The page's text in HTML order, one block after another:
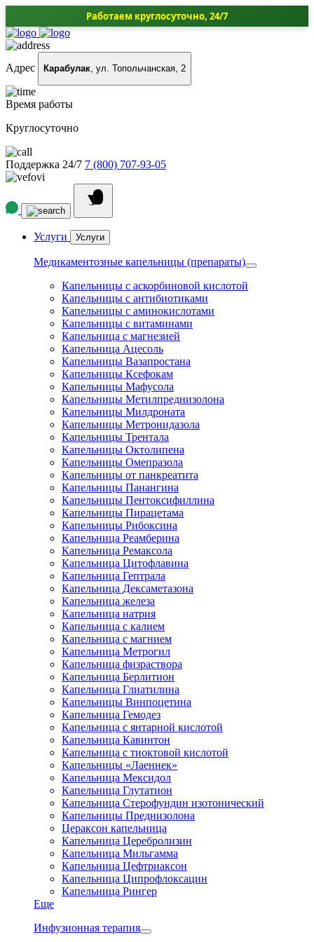
Работаем круглосуточно, 24/7
Адрес Карабулак, ул. Топольчанская, 2
Время работы
Круглосуточно
Поддержка 24/7 7 (800) 707-93-05
Услуги Услуги
Медикаментозные капельницы (препараты)
Капельницы с аскорбиновой кислотой
Капельницы с антибиотиками
Капельницы с аминокислотами
Капельницы с витаминами
Капельница с магнезией
Капельница Ацесоль
Капельницы Вазапростана
Капельницы Ксефокам
Капельницы Мафусола
Капельницы Метилпреднизолона
Капельницы Милдроната
Капельницы Метронидазола
Капельницы Трентала
Капельницы Октолипена
Капельницы Омепразола
Капельницы от панкреатита
Капельницы Панангина
Капельницы Пентоксифиллина
Капельницы Пирацетама
Капельницы Рибоксина
Капельница Реамберина
Капельница Ремаксола
Капельница Цитофлавина
Капельница Гептрала
Капельница Дексаметазона
Капельница железа
Капельница натрия
Капельница с калием
Капельница с магнием
Капельница Метрогил
Капельница физраствора
Капельница Берлитион
Капельница Глиатилина
Капельницы Винпоцетина
Капельница Гемодез
Капельница с янтарной кислотой
Капельница Кавинтон
Капельница с тиоктовой кислотой
Капельницы «Лаеннек»
Капельница Мексидол
Капельница Глутатион
Капельница Стерофундин изотонический
Капельницы Преднизолона
Цераксон капельница
Капельница Церебролизин
Капельница Мильгамма
Капельница Цефтриаксон
Капельница Ципрофлоксацин
Капельница Рингер
Еще
Инфузионная терапия